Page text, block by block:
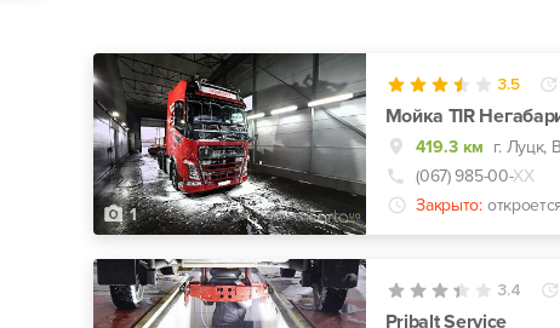
1
3.5
Мойка TIR
419.3 км
(067) 985-00-ХХ
Закрыто:
3.4
Pribalt Service